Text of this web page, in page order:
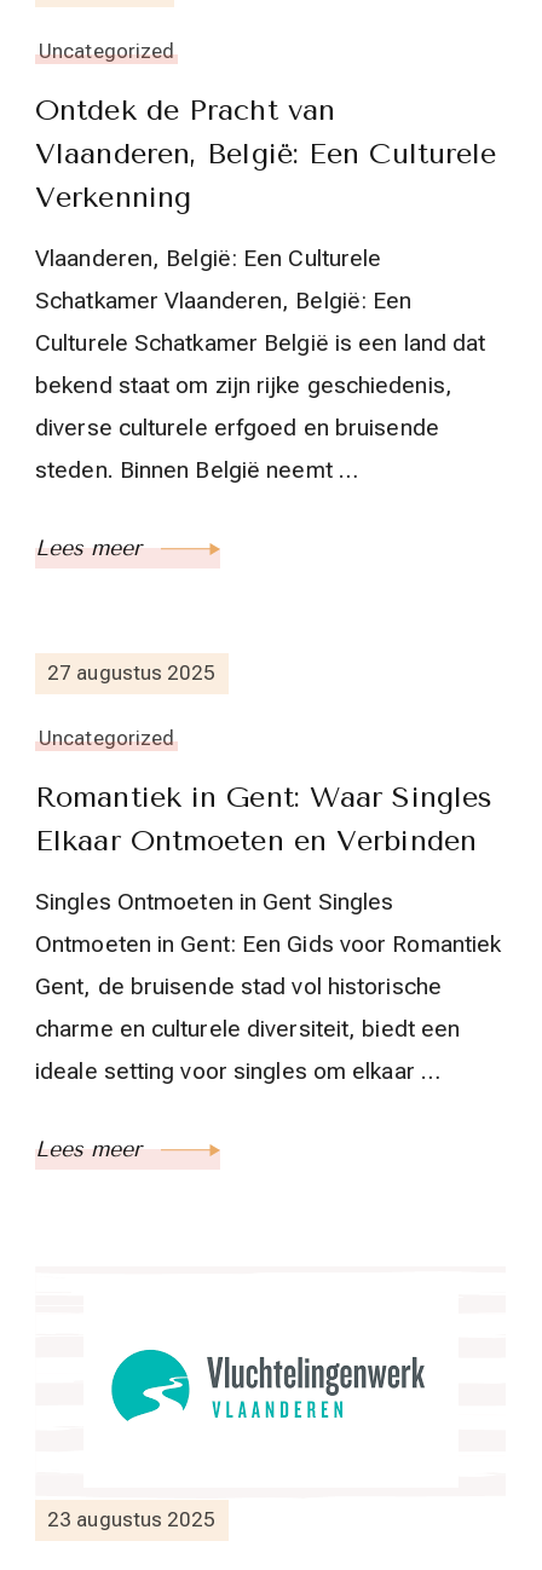
Uncategorized
Ontdek de Pracht van
Vlaanderen, België: Een Culturele
Verkenning
Vlaanderen, België: Een Culturele
Schatkamer Vlaanderen, België: Een
Culturele Schatkamer België is een land dat
bekend staat om zijn rijke geschiedenis,
diverse culturele erfgoed en bruisende
steden. Binnen België neemt …
Lees meer
27 augustus 2025
Uncategorized
Romantiek in Gent: Waar Singles
Elkaar Ontmoeten en Verbinden
Singles Ontmoeten in Gent Singles
Ontmoeten in Gent: Een Gids voor Romantiek
Gent, de bruisende stad vol historische
charme en culturele diversiteit, biedt een
ideale setting voor singles om elkaar …
Lees meer
23 augustus 2025